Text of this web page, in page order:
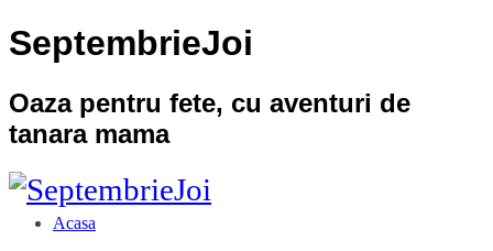
SeptembrieJoi
Oaza pentru fete, cu aventuri de
tanara mama
Acasa